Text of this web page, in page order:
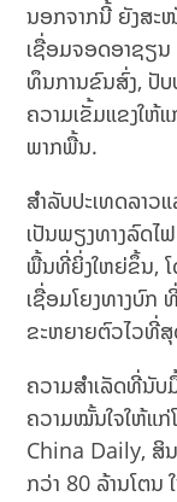
ນອກຈາກນີ້ ຍັງສະ
ເຊື່ອມຈອດອາຊຽ
ທຶນການຂົນສົ່ງ, ປັບ
ຄວາມເຂັ້ມແຂງໃຫ້
ພາກພື້ນ.
ສຳລັບປະເທດລາວ
ເປັນພຽງທາງລົດໄ
ພື້ນທີ່ຍິ່ງໃຫຍ່ຂຶ້ນ, ໂ
ເຊື່ອມໂຍງທາງບົກ
ຂະຫຍາຍຕົວໄວທີ່ສຸ
ຄວາມສຳເລັດທີ່ນັບ
ຄວາມໝັ້ນໃຈໃຫ້ແ
China Daily, ສິ
ກວ່າ 80 ລ້ານໂຕນ